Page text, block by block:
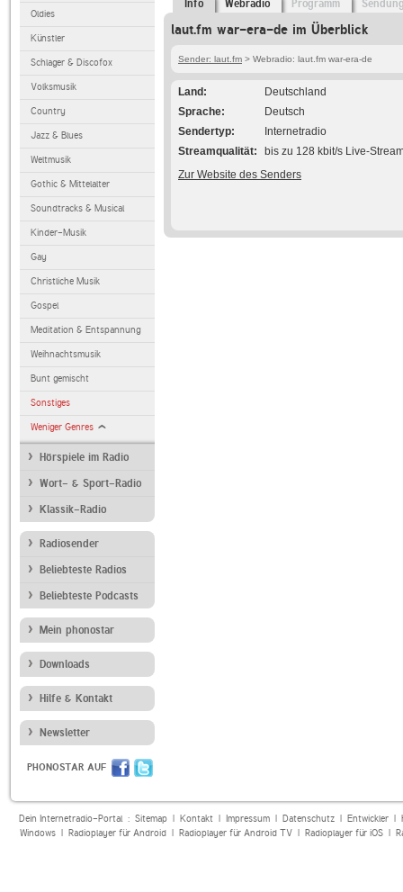
Oldies
Künstler
Schlager & Discofox
Volksmusik
Country
Jazz & Blues
Weltmusik
Gothic & Mittelalter
Soundtracks & Musical
Kinder-Musik
Gay
Christliche Musik
Gospel
Meditation & Entspannung
Weihnachtsmusik
Bunt gemischt
Sonstiges
Weniger Genres
Hörspiele im Radio
Wort- & Sport-Radio
Klassik-Radio
Radiosender
Beliebteste Radios
Beliebteste Podcasts
Mein phonostar
Downloads
Hilfe & Kontakt
Newsletter
PHONOSTAR AUF
Info Webradio Programm
laut.fm war-era-de im Überblick
Sender: laut.fm > Webradio: laut.fm war-era-de
Land
Deutschland
Sprache
Deutsch
Sendertyp
Internetradio
Streamqualität
bis zu 128 kbit/s Live-
Zur Website des Senders
Dein Internetradio-Portal : Sitemap| Kontakt| Impressum| Datenschutz| Entwickler|
Windows| Radioplayer für Android| Radioplayer für Android TV| Radioplayer für iOS|